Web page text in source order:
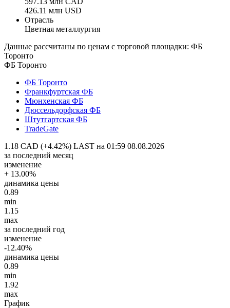
426.11 млн USD
Отрасль
Цветная металлургия
Данные рассчитаны по ценам с торговой площадки: ФБ
Торонто
ФБ Торонто
ФБ Торонто
Франкфуртская ФБ
Мюнхенская ФБ
Дюссельдорфская ФБ
Штутгартская ФБ
TradeGate
1.18 CAD (+4.42%) LAST на 01:59 08.08.2026
за последний месяц
изменение
+ 13.00%
динамика цены
0.89
min
1.15
max
за последний год
изменение
-12.40%
динамика цены
0.89
min
1.92
max
График